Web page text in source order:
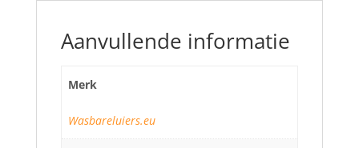
Aanvullende informatie
Merk
Wasbareluiers.eu